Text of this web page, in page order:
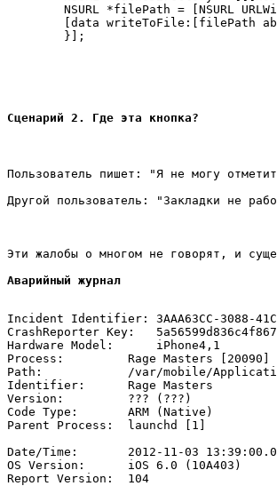
Сценарий 2. Где эта кнопка?
Пользователь пишет: "Я не могу
Другой пользователь: "Закладки не
Эти жалобы о многом не говорят, и
Аварийный журнал
Incident Identifier: 3AAA63CC-3088-
CrashReporter Key:
Hardware Model:      iPhone4,1
Process:         Rage Masters [20090]
Path:            /var/mobile/Applications/
Identifier:      Rage Masters
Version:         ??? (???)
Code Type:       ARM (Native)
Parent Process:  launchd [1]
Date/Time:       2012-11-03
OS Version:      iOS 6.0 (10A403)
Report Version:  104